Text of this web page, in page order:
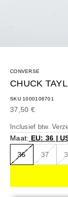
CONVERSE
CHUCK
SKU 1000106701
Aanbiedingsprijs
37,50 €
Inclusief btw.
Maat: EU: 36 |
36 37